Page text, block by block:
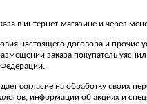
в интернет-магазине и через
настоящего договора и прочие
заказа покупатель
Федерации.
согласие на обработку своих
информации об акциях и